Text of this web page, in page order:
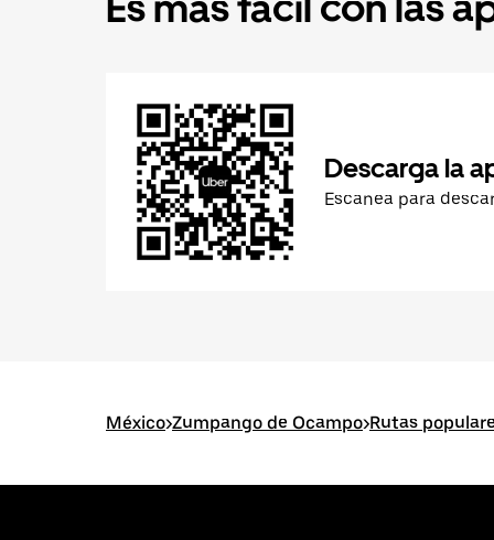
Descarga la
Escanea para
México>Zumpango de Ocampo>Rutas